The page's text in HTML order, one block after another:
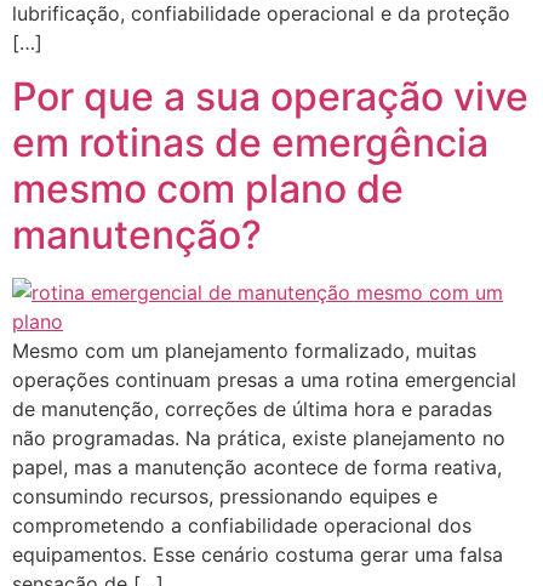
lubrificação, confiabilidade operacional e da proteção
[…]
Por que a sua operação vive
em rotinas de emergência
mesmo com plano de
manutenção?
Mesmo com um planejamento formalizado, muitas
operações continuam presas a uma rotina emergencial
de manutenção, correções de última hora e paradas
não programadas. Na prática, existe planejamento no
papel, mas a manutenção acontece de forma reativa,
consumindo recursos, pressionando equipes e
comprometendo a confiabilidade operacional dos
equipamentos. Esse cenário costuma gerar uma falsa